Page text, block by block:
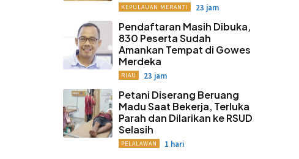
KEPULAUAN MERANTI 23 jam
Pendaftaran Masih Dibuka,
830 Peserta Sudah
Amankan Tempat di Gowes
Merdeka
RIAU 23 jam
Petani Diserang Beruang
Madu Saat Bekerja, Terluka
Parah dan Dilarikan ke RSUD
Selasih
PELALAWAN 1 hari